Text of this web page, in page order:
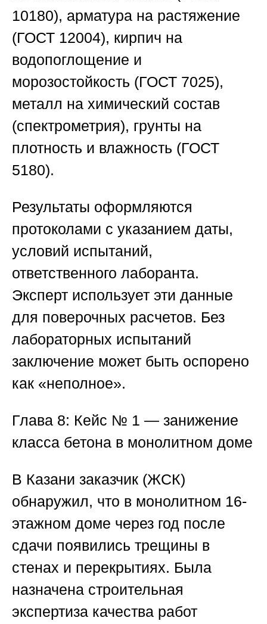
10180), арматура на растяжение
(ГОСТ 12004), кирпич на
водопоглощение и
морозостойкость (ГОСТ 7025),
металл на химический состав
(спектрометрия), грунты на
плотность и влажность (ГОСТ
5180).
Результаты оформляются
протоколами с указанием даты,
условий испытаний,
ответственного лаборанта.
Эксперт использует эти данные
для поверочных расчетов. Без
лабораторных испытаний
заключение может быть оспорено
как «неполное».
Глава 8: Кейс № 1 — занижение
класса бетона в монолитном доме
В Казани заказчик (ЖСК)
обнаружил, что в монолитном 16-
этажном доме через год после
сдачи появились трещины в
стенах и перекрытиях. Была
назначена строительная
экспертиза качества работ